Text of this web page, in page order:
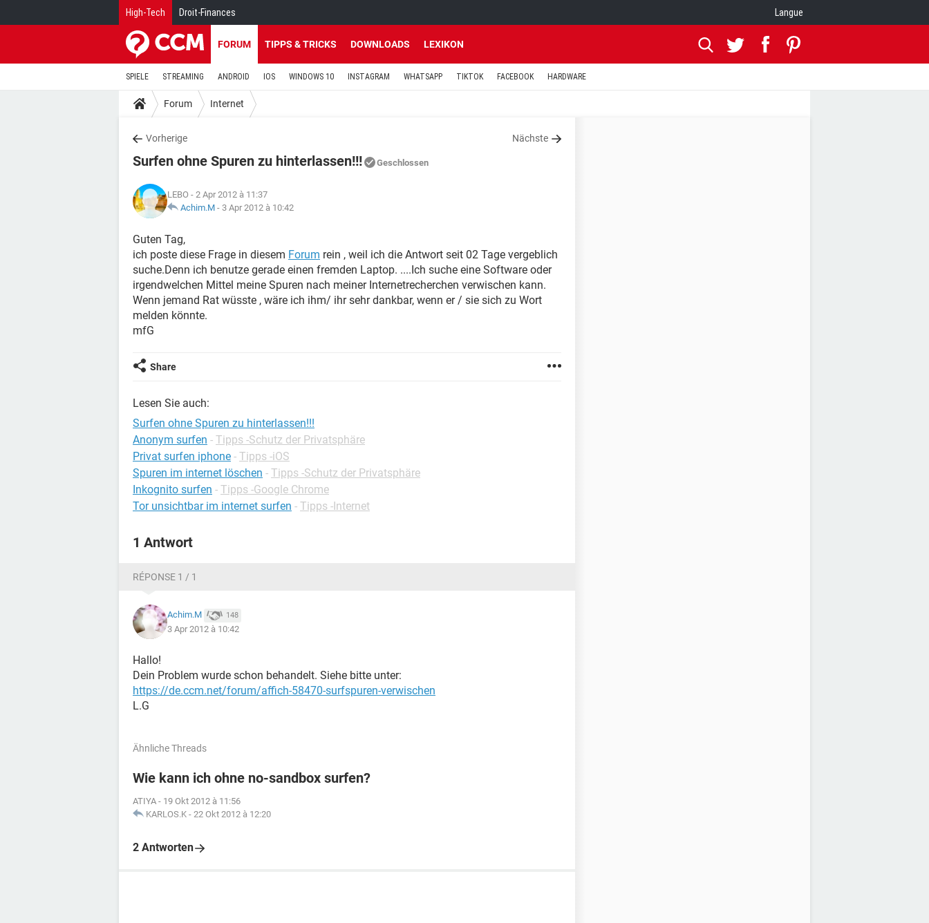
High-Tech Droit-Finances Langue
FORUM TIPPS & TRICKS DOWNLOADS LEXIKON
SPIELE STREAMING ANDROID IOS WINDOWS 10 INSTAGRAM WHATSAPP TIKTOK FACEBOOK HARDWARE
Forum Internet
Vorherige Nächste
Surfen ohne Spuren zu hinterlassen!!! Geschlossen
LEBO - 2 Apr 2012 à 11:37
Achim.M - 3 Apr 2012 à 10:42
Guten Tag,
ich poste diese Frage in diesem Forum rein , weil ich die Antwort seit 02 Tage vergeblich
suche.Denn ich benutze gerade einen fremden Laptop. ....Ich suche eine Software oder
irgendwelchen Mittel meine Spuren nach meiner Internetrecherchen verwischen kann.
Wenn jemand Rat wüsste , wäre ich ihm/ ihr sehr dankbar, wenn er / sie sich zu Wort
melden könnte.
mfG
Share
Lesen Sie auch:
Surfen ohne Spuren zu hinterlassen!!!
Anonym surfen - Tipps -Schutz der Privatsphäre
Privat surfen iphone - Tipps -iOS
Spuren im internet löschen - Tipps -Schutz der Privatsphäre
Inkognito surfen - Tipps -Google Chrome
Tor unsichtbar im internet surfen - Tipps -Internet
1 Antwort
RÉPONSE 1 / 1
Achim.M 148
3 Apr 2012 à 10:42
Hallo!
Dein Problem wurde schon behandelt. Siehe bitte unter:
https://de.ccm.net/forum/affich-58470-surfspuren-verwischen
L.G
Ähnliche Threads
Wie kann ich ohne no-sandbox surfen?
ATIYA - 19 Okt 2012 à 11:56
KARLOS.K - 22 Okt 2012 à 12:20
2 Antworten